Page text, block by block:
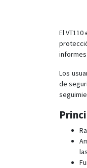
El
Los
de